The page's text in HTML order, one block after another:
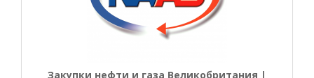
Закупки нефти и газа Великобритания |